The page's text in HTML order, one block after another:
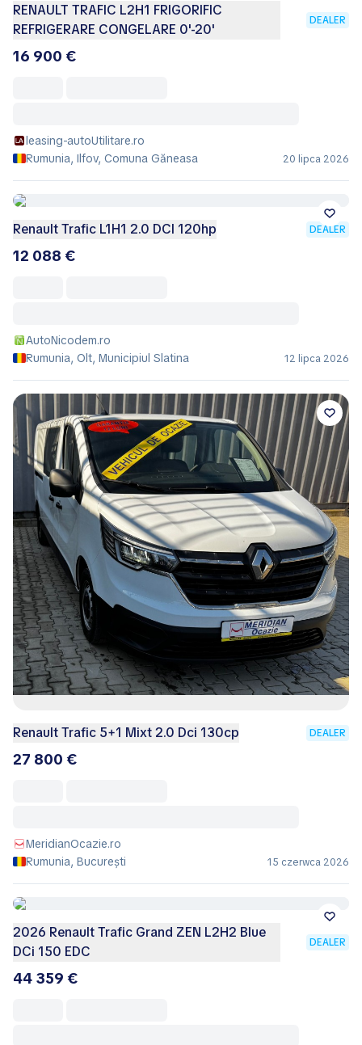
RENAULT TRAFIC L2H1 FRIGORIFIC
REFRIGERARE CONGELARE 0'-20'
DEALER
16 900 €
leasing-autoUtilitare.ro
Rumunia, Ilfov, Comuna Găneasa
20 lipca 2026
Renault Trafic L1H1 2.0 DCI 120hp DEALER
12 088 €
AutoNicodem.ro
Rumunia, Olt, Municipiul Slatina
12 lipca 2026
Renault Trafic 5+1 Mixt 2.0 Dci 130cp DEALER
27 800 €
MeridianOcazie.ro
Rumunia, București
15 czerwca 2026
2026 Renault Trafic Grand ZEN L2H2 Blue
DCi 150 EDC
DEALER
44 359 €